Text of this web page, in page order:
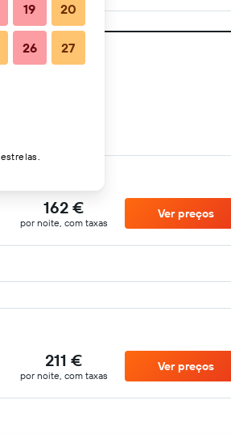
162 €
por noite, com taxas
Ver preços
211 €
por noite, com taxas
Ver preços
19 20
26 27